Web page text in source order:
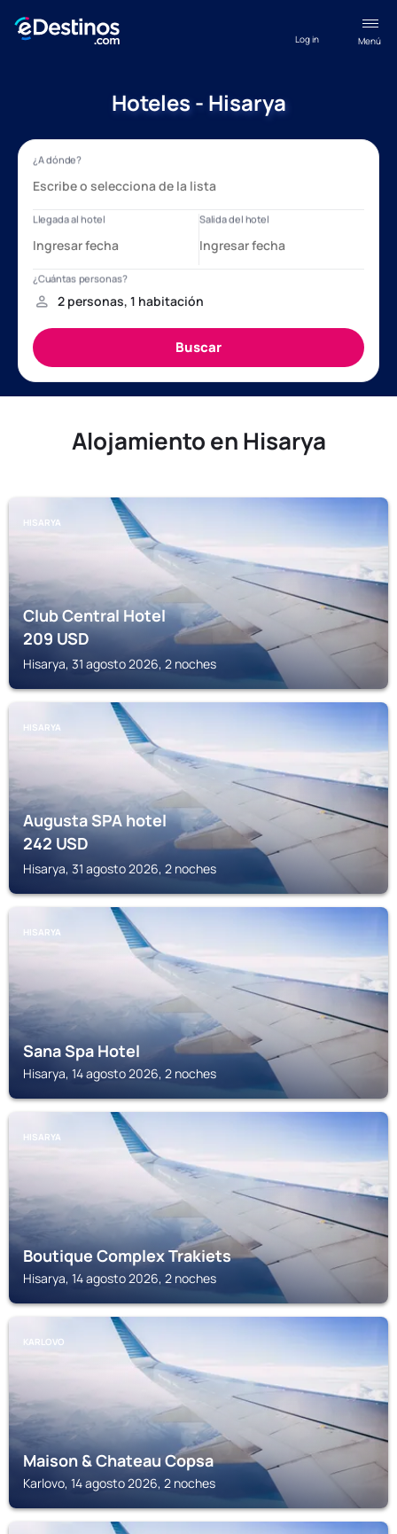
Menú
Log in
Hoteles - Hisarya
Alojamiento en Hisarya
HISARYA
Club Central Hotel
209USD
Hisarya, 31 agosto 2026, 2 noches
HISARYA
Augusta SPA hotel
242USD
Hisarya, 31 agosto 2026, 2 noches
HISARYA
Sana Spa Hotel
Hisarya, 14 agosto 2026, 2 noches
HISARYA
Boutique Complex Trakiets
Hisarya, 14 agosto 2026, 2 noches
KARLOVO
Maison & Chateau Copsa
Karlovo, 14 agosto 2026, 2 noches